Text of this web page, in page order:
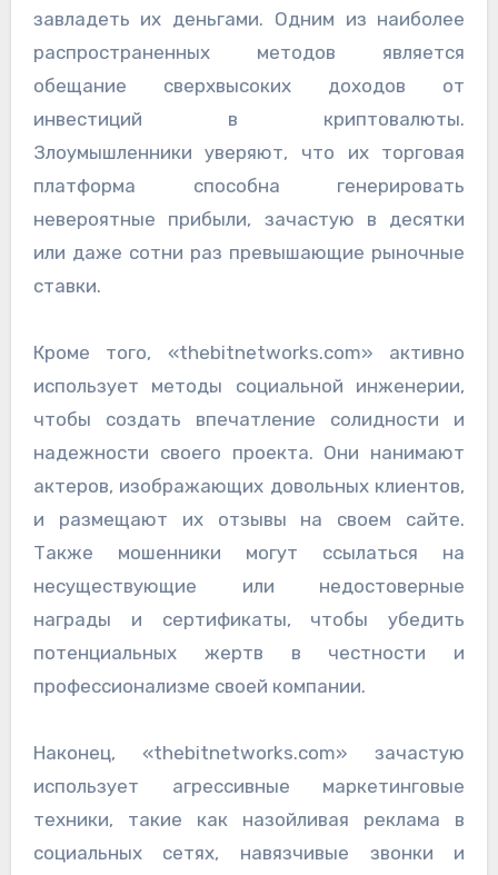
завладеть их деньгами. Одним из наиболее
распространенных методов является
обещание сверхвысоких доходов от
инвестиций в криптовалюты.
Злоумышленники уверяют, что их торговая
платформа способна генерировать
невероятные прибыли, зачастую в десятки
или даже сотни раз превышающие рыночные
ставки.
Кроме того, «thebitnetworks.com» активно
использует методы социальной инженерии,
чтобы создать впечатление солидности и
надежности своего проекта. Они нанимают
актеров, изображающих довольных клиентов,
и размещают их отзывы на своем сайте.
Также мошенники могут ссылаться на
несуществующие или недостоверные
награды и сертификаты, чтобы убедить
потенциальных жертв в честности и
профессионализме своей компании.
Наконец, «thebitnetworks.com» зачастую
использует агрессивные маркетинговые
техники, такие как назойливая реклама в
социальных сетях, навязчивые звонки и